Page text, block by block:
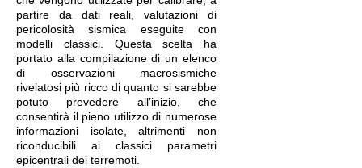
partire da dati reali, valutazioni di
pericolosità sismica eseguite con
modelli classici. Questa scelta ha
portato alla compilazione di un elenco
di osservazioni macrosismiche
rivelatosi più ricco di quanto si sarebbe
potuto prevedere all’inizio, che
consentirà il pieno utilizzo di numerose
informazioni isolate, altrimenti non
riconducibili ai classici parametri
epicentrali dei terremoti.